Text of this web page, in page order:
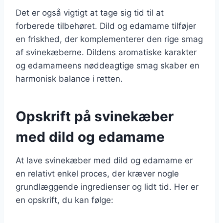
Det er også vigtigt at tage sig tid til at
forberede tilbehøret. Dild og edamame tilføjer
en friskhed, der komplementerer den rige smag
af svinekæberne. Dildens aromatiske karakter
og edamameens nøddeagtige smag skaber en
harmonisk balance i retten.
Opskrift på svinekæber
med dild og edamame
At lave svinekæber med dild og edamame er
en relativt enkel proces, der kræver nogle
grundlæggende ingredienser og lidt tid. Her er
en opskrift, du kan følge: